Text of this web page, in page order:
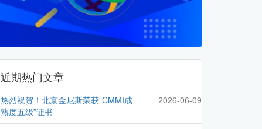
近期热门文章
热烈祝贺！北京金尼斯荣获“CMMI成
熟度五级”证书
2026-06-09